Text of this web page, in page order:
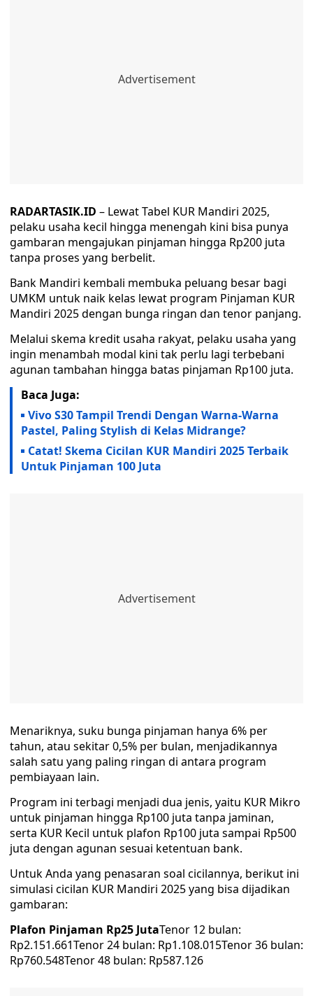
RADARTASIK.ID – Lewat Tabel KUR Mandiri 2025,
pelaku usaha kecil hingga menengah kini bisa punya
gambaran mengajukan pinjaman hingga Rp200 juta
tanpa proses yang berbelit.
Bank Mandiri kembali membuka peluang besar bagi
UMKM untuk naik kelas lewat program Pinjaman KUR
Mandiri 2025 dengan bunga ringan dan tenor panjang.
Melalui skema kredit usaha rakyat, pelaku usaha yang
ingin menambah modal kini tak perlu lagi terbebani
agunan tambahan hingga batas pinjaman Rp100 juta.
Baca Juga:
Vivo S30 Tampil Trendi Dengan Warna-Warna
Pastel, Paling Stylish di Kelas Midrange?
Catat! Skema Cicilan KUR Mandiri 2025 Terbaik
Untuk Pinjaman 100 Juta
Menariknya, suku bunga pinjaman hanya 6% per
tahun, atau sekitar 0,5% per bulan, menjadikannya
salah satu yang paling ringan di antara program
pembiayaan lain.
Program ini terbagi menjadi dua jenis, yaitu KUR Mikro
untuk pinjaman hingga Rp100 juta tanpa jaminan,
serta KUR Kecil untuk plafon Rp100 juta sampai Rp500
juta dengan agunan sesuai ketentuan bank.
Untuk Anda yang penasaran soal cicilannya, berikut ini
simulasi cicilan KUR Mandiri 2025 yang bisa dijadikan
gambaran:
Plafon Pinjaman Rp25 JutaTenor 12 bulan:
Rp2.151.661Tenor 24 bulan: Rp1.108.015Tenor 36 bulan:
Rp760.548Tenor 48 bulan: Rp587.126